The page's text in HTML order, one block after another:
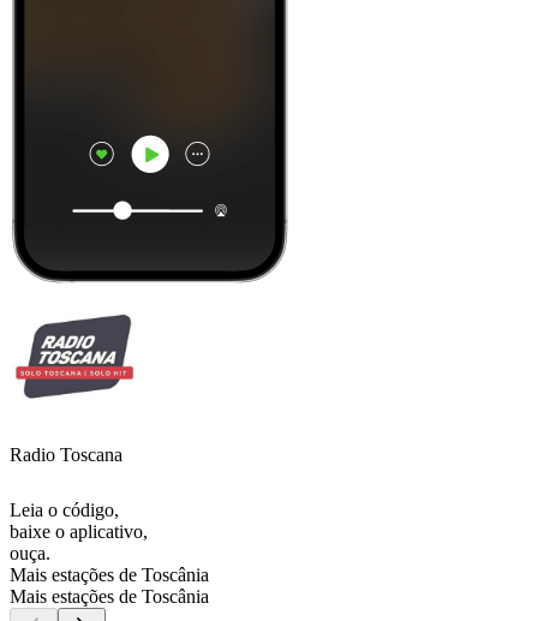
Radio Toscana
Leia o código,
baixe o aplicativo,
ouça.
Mais estações de Toscânia
Mais estações de Toscânia